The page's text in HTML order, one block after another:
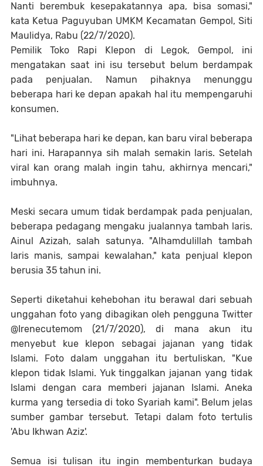
Nanti berembuk kesepakatannya apa, bisa somasi,"
kata Ketua Paguyuban UMKM Kecamatan Gempol, Siti
Maulidya, Rabu (22/7/2020).
Pemilik Toko Rapi Klepon di Legok, Gempol, ini
mengatakan saat ini isu tersebut belum berdampak
pada penjualan. Namun pihaknya menunggu
beberapa hari ke depan apakah hal itu mempengaruhi
konsumen.
"Lihat beberapa hari ke depan, kan baru viral beberapa
hari ini. Harapannya sih malah semakin laris. Setelah
viral kan orang malah ingin tahu, akhirnya mencari,"
imbuhnya.
Meski secara umum tidak berdampak pada penjualan,
beberapa pedagang mengaku jualannya tambah laris.
Ainul Azizah, salah satunya. "Alhamdulillah tambah
laris manis, sampai kewalahan," kata penjual klepon
berusia 35 tahun ini.
Seperti diketahui kehebohan itu berawal dari sebuah
unggahan foto yang dibagikan oleh pengguna Twitter
@Irenecutemom (21/7/2020), di mana akun itu
menyebut kue klepon sebagai jajanan yang tidak
Islami. Foto dalam unggahan itu bertuliskan, "Kue
klepon tidak Islami. Yuk tinggalkan jajanan yang tidak
Islami dengan cara memberi jajanan Islami. Aneka
kurma yang tersedia di toko Syariah kami". Belum jelas
sumber gambar tersebut. Tetapi dalam foto tertulis
'Abu Ikhwan Aziz'.
Semua isi tulisan itu ingin membenturkan budaya